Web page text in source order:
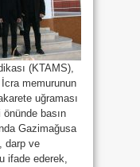
(KTAMS),
memurunun
uğraması
basın
Gazimağusa
darp ve
ifade ederek,